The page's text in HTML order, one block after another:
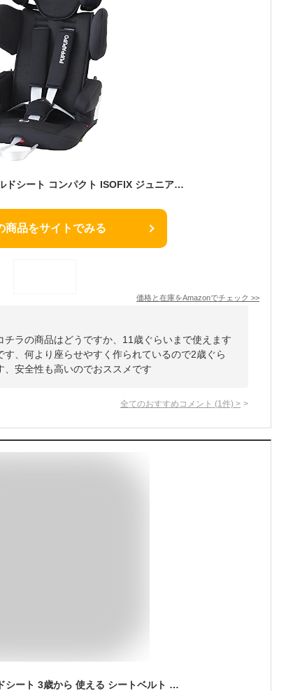
PUPPAPUPO チャイルドシート コンパクト ISOFIX ジュニアシート ポータブル 折りたたみ シートベルト 兼用 レンタカー カーシェア
商品をサイトでみる
価格と在庫をAmazonでチェック >>
ラの商品はどうですか、11歳ぐらいまで使えます
、何より座らせやすく作られているので2歳ぐら
安全性も高いのでおススメです
全てのおすすめコメント (1 件) >
エールベベ チャイルドシート 3歳から 使える シートベルト 固定 サラットハイバックJr クワトロ ブラック 軽量・通気性重視モデル ALJ205